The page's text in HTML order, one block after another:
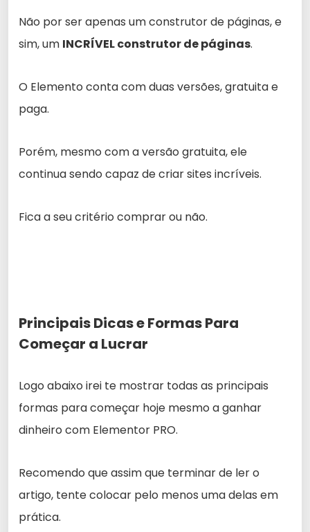
Não por ser apenas um construtor de páginas, e
sim, um INCRÍVEL construtor de páginas.
O Elemento conta com duas versões, gratuita e
paga.
Porém, mesmo com a versão gratuita, ele
continua sendo capaz de criar sites incríveis.
Fica a seu critério comprar ou não.
Principais Dicas e Formas Para
Começar a Lucrar
Logo abaixo irei te mostrar todas as principais
formas para começar hoje mesmo a ganhar
dinheiro com Elementor PRO.
Recomendo que assim que terminar de ler o
artigo, tente colocar pelo menos uma delas em
prática.